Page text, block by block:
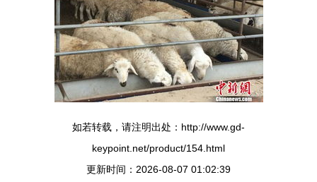
如若转载，请注明出处：http://www.gd-
keypoint.net/product/154.html
更新时间：2026-08-07 01:02:39